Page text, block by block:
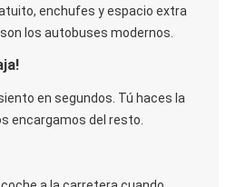
enchufes y espacio extra
los autobuses modernos.
en segundos. Tú haces la
encargamos del resto.